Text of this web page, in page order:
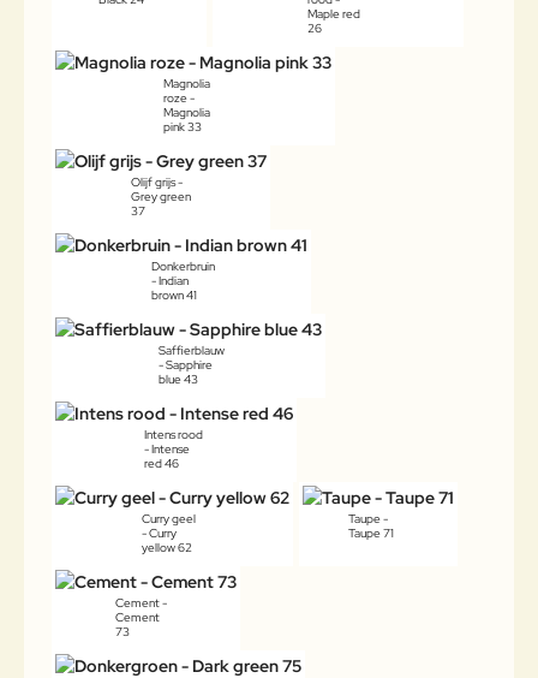
Maple red
26
Magnolia
roze -
Magnolia
pink 33
Olijf grijs -
Grey green
37
Donkerbruin
- Indian
brown 41
Saffierblauw
- Sapphire
blue 43
Intens rood
- Intense
red 46
Curry geel
- Curry
yellow 62
Taupe -
Taupe 71
Cement -
Cement
73